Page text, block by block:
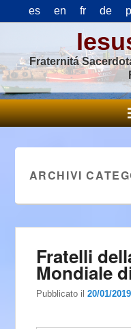
es en fr de
Fraternitá
ARCHIVI
Fratelli
Mondiale
Pubblicato il20/01/2019